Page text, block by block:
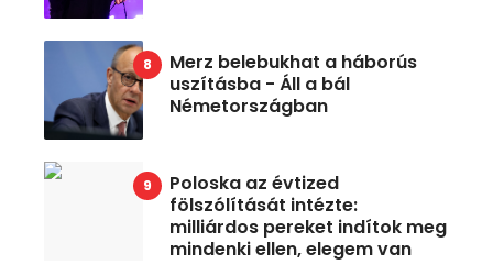
Merz belebukhat a háborús
uszításba - Áll a bál
Németországban
Poloska az évtized
fölszólítását intézte:
milliárdos pereket indítok meg
mindenki ellen, elegem van